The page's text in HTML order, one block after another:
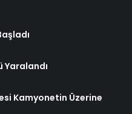
Yaralandı
Kamyonetin Üzerine